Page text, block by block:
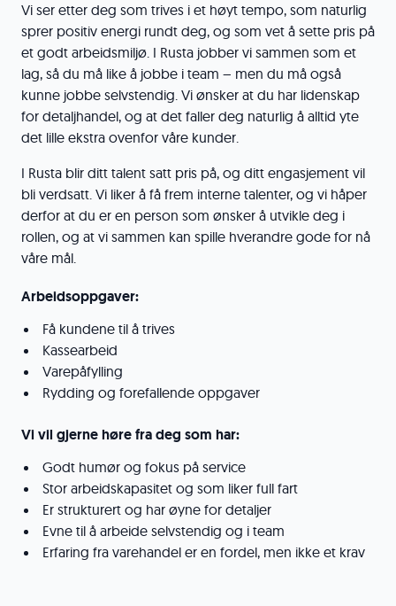
Vi ser etter deg som trives i et høyt tempo, som naturlig
sprer positiv energi rundt deg, og som vet å sette pris på
et godt arbeidsmiljø. I Rusta jobber vi sammen som et
lag, så du må like å jobbe i team – men du må også
kunne jobbe selvstendig. Vi ønsker at du har lidenskap
for detaljhandel, og at det faller deg naturlig å alltid yte
det lille ekstra ovenfor våre kunder.
I Rusta blir ditt talent satt pris på, og ditt engasjement vil
bli verdsatt. Vi liker å få frem interne talenter, og vi håper
derfor at du er en person som ønsker å utvikle deg i
rollen, og at vi sammen kan spille hverandre gode for nå
våre mål.
Arbeidsoppgaver:
Få kundene til å trives
Kassearbeid
Varepåfylling
Rydding og forefallende oppgaver
Vi vil gjerne høre fra deg som har:
Godt humør og fokus på service
Stor arbeidskapasitet og som liker full fart
Er strukturert og har øyne for detaljer
Evne til å arbeide selvstendig og i team
Erfaring fra varehandel er en fordel, men ikke et krav